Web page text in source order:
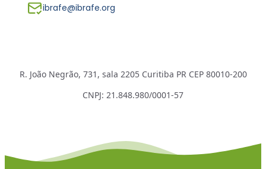
ibrafe@ibrafe.org
R. João Negrão, 731, sala 2205 Curitiba PR CEP 80010-200
CNPJ: 21.848.980/0001-57